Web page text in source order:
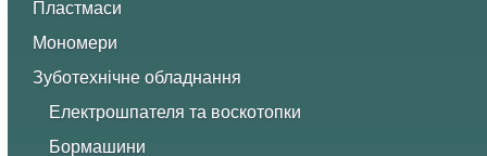
Пластмаси
Мономери
Зуботехнічне обладнання
Електрошпателя та воскотопки
Бормашини